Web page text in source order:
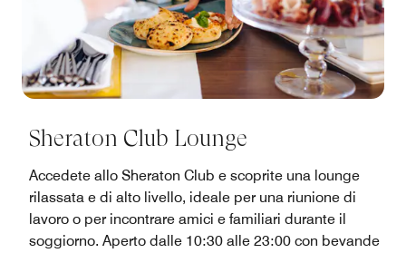
Sheraton Club Lounge
Accedete allo Sheraton Club e scoprite una lounge
rilassata e di alto livello, ideale per una riunione di
lavoro o per incontrare amici e familiari durante il
soggiorno. Aperto dalle 10:30 alle 23:00 con bevande